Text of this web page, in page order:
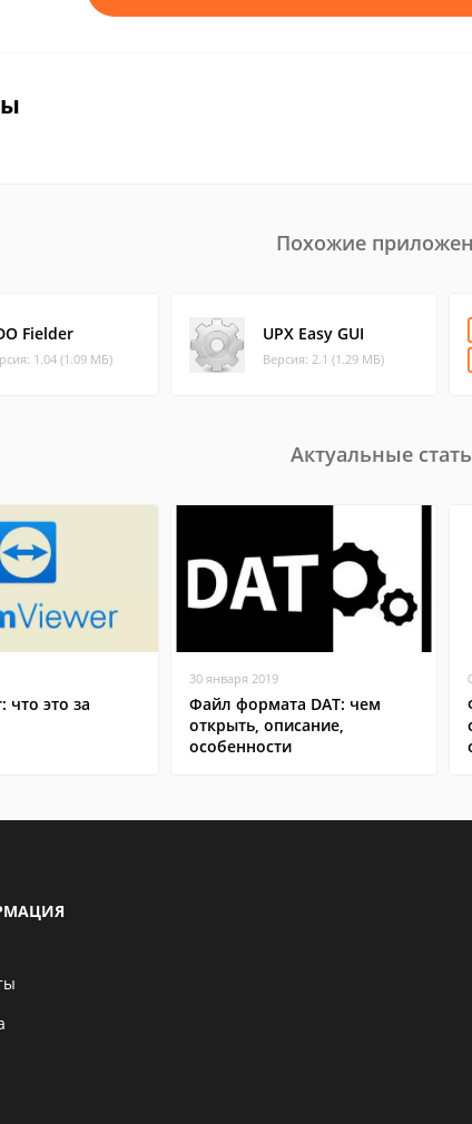
Похожие
Fielder
1.04 (1.09 МБ)
UPX Easy GUI
Версия: 2.1 (1.29 МБ)
Актуальные
что это за
30 января 2019
Файл формата DAT: чем
открыть, описание,
особенности